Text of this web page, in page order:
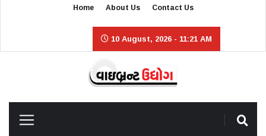
Home About Us Contact Us
10 August, 2026 - 11:21 AM